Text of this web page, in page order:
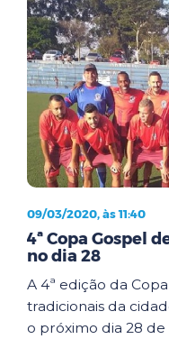
09/03/2020, às 11:40
4ª Copa Gospel
no dia 28
A 4ª edição da
tradicionais da
o próximo dia 28